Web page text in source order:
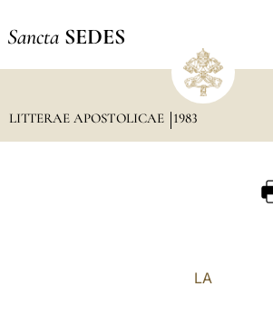
Sancta SEDES
LITTERAE APOSTOLICAE 1983
LA